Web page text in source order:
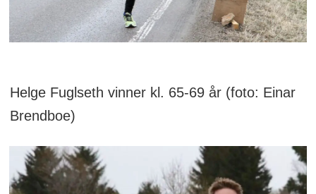
Helge Fuglseth vinner kl. 65-69 år (foto: Einar
Brendboe)